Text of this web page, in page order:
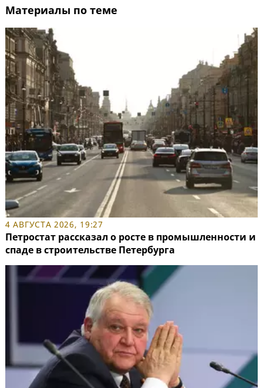
Материалы по теме
4 АВГУСТА 2026, 19:27
Петростат рассказал о росте в промышленности и
спаде в строительстве Петербурга